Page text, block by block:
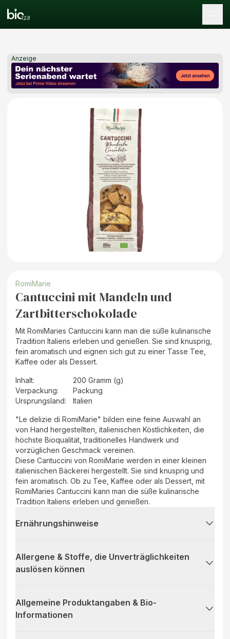
Anzeige
RomiMarie
Cantuccini mit Mandeln und
Zartbitterschokolade
Mit RomiMaries Cantuccini kann man die süße kulinarische
Tradition Italiens erleben und genießen. Sie sind knusprig,
fein aromatisch und eignen sich gut zu einer Tasse Tee,
Kaffee oder als Dessert.
Inhalt:
200 Gramm (g)
Verpackung:
Packung
Ursprungsland: Italien
"Le delizie di RomiMarie" bilden eine feine Auswahl an
von Hand hergestellten, italienischen Köstlichkeiten, die
höchste Bioqualität, traditionelles Handwerk und
vorzüglichen Geschmack vereinen.
Diese Cantuccini von RomiMarie werden in einer kleinen
italienischen Bäckerei hergestellt. Sie sind knusprig und
fein aromatisch. Ob zu Tee, Kaffee oder als Dessert, mit
RomiMaries Cantuccini kann man die süße kulinarische
Tradition Italiens erleben und genießen.
Ernährungshinweise
Allergene & Stoffe, die Unverträglichkeiten
auslösen können
Allgemeine Produktangaben & Bio-
Informationen